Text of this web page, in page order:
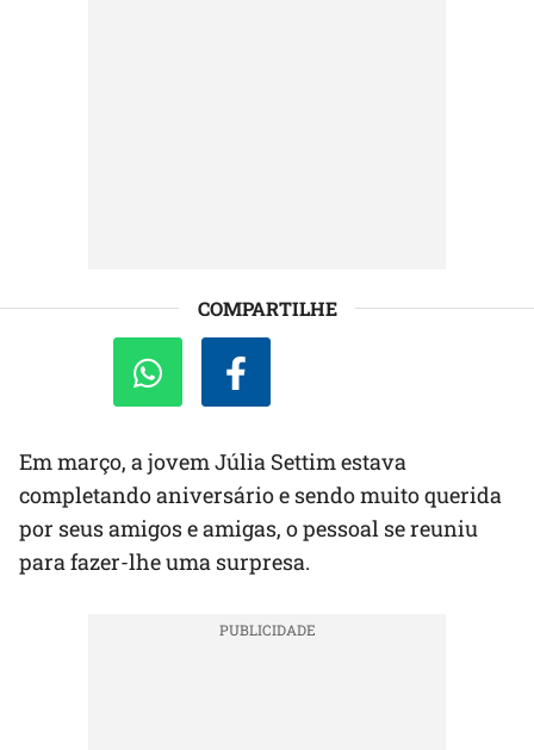
COMPARTILHE
Em março, a jovem Júlia Settim estava
completando aniversário e sendo muito querida
por seus amigos e amigas, o pessoal se reuniu
para fazer-lhe uma surpresa.